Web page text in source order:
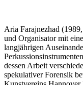
Aria Farajnezhad
und Organisator mit
langjährigen
dessen Arbeit
spekulativer Forensik